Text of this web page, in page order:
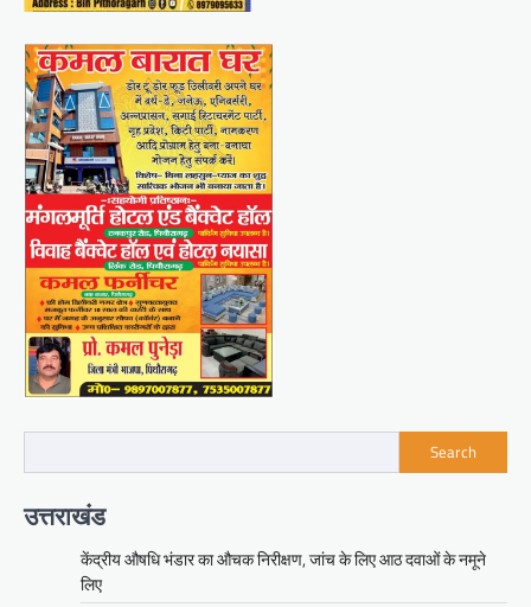
Search
उत्तराखंड
केंद्रीय औषधि भंडार का औचक निरीक्षण, जांच के लिए आठ दवाओं के नमूने
लिए